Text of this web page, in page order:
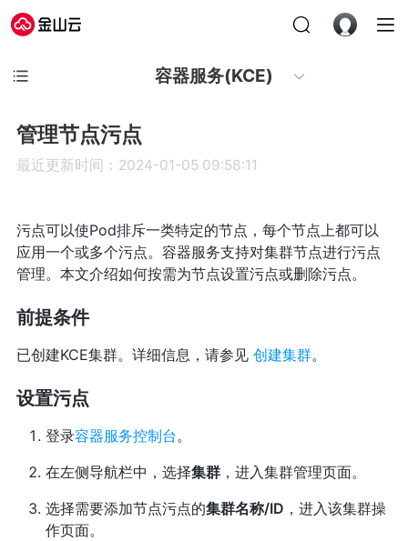
容器服务(KCE)
管理节点污点
最近更新时间：2024-01-05 09:58:11
污点可以使Pod排斥一类特定的节点，每个节点上都可以
应用一个或多个污点。容器服务支持对集群节点进行污点
管理。本文介绍如何按需为节点设置污点或删除污点。
前提条件
已创建KCE集群。详细信息，请参见 创建集群。
设置污点
登录容器服务控制台。
在左侧导航栏中，选择集群，进入集群管理页面。
选择需要添加节点污点的集群名称/ID ，进入该集群操
作页面。